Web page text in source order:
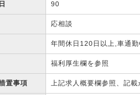
90
応相談
年間休日120日以上,車通
福利厚生欄を参照
置事項 上記求人概要欄参照、記